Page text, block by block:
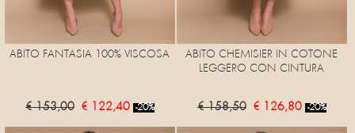
ABITO FANTASIA 100% VISCOSA
€ 153,00 € 122,40 -20%
ABITO CHEMISIER IN COTONE
LEGGERO CON CINTURA
€ 158,50 € 126,80 -20%